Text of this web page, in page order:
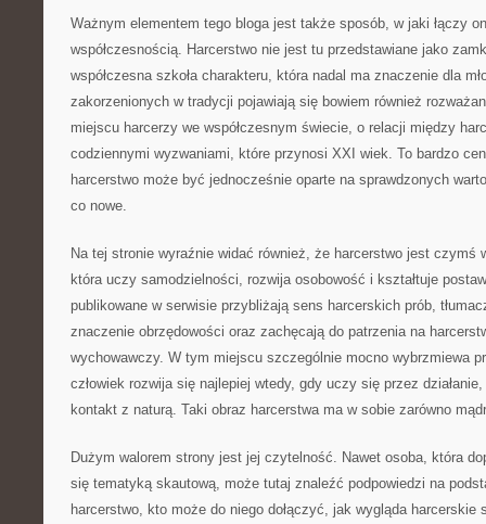
Ważnym elementem tego bloga jest także sposób, w jaki łączy
współczesnością. Harcerstwo nie jest tu przedstawiane jako
współczesna szkoła charakteru, która nadal ma znaczenie dla
zakorzenionych w tradycji pojawiają się bowiem również
miejscu harcerzy we współczesnym świecie, o relacji między
codziennymi wyzwaniami, które przynosi XXI wiek. To bardzo
harcerstwo może być jednocześnie oparte na sprawdzonych
co nowe.
Na tej stronie wyraźnie widać również, że harcerstwo jest czymś
która uczy samodzielności, rozwija osobowość i kształtuje
publikowane w serwisie przybliżają sens harcerskich prób,
znaczenie obrzędowości oraz zachęcają do patrzenia na
wychowawczy. W tym miejscu szczególnie mocno wybrzmiewa
człowiek rozwija się najlepiej wtedy, gdy uczy się przez
kontakt z naturą. Taki obraz harcerstwa ma w sobie zarówno
Dużym walorem strony jest jej czytelność. Nawet osoba, która
się tematyką skautową, może tutaj znaleźć podpowiedzi na
harcerstwo, kto może do niego dołączyć, jak wygląda harcerskie